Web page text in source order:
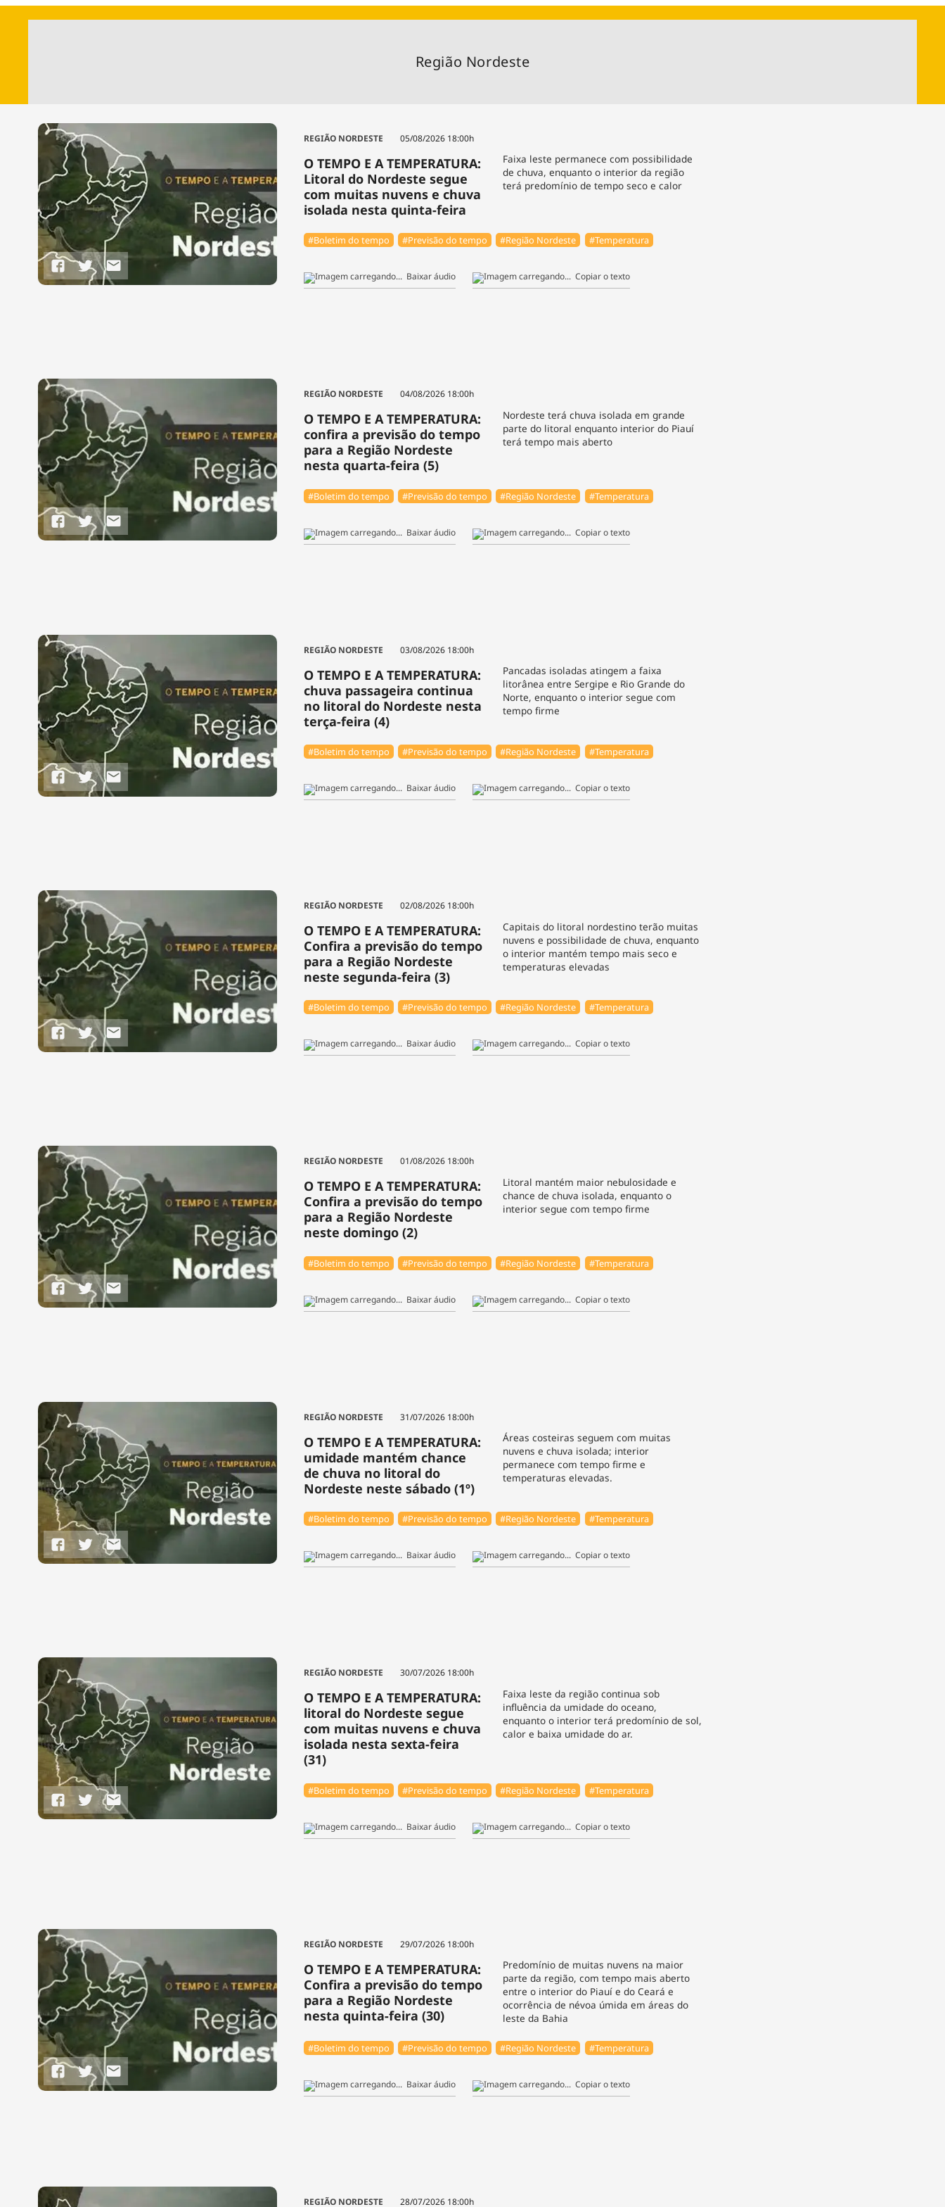
Região Nordeste
REGIÃO NORDESTE 05/08/2026 18:00h
O TEMPO E A TEMPERATURA:
Litoral do Nordeste segue
com muitas nuvens e chuva
isolada nesta quinta-feira
Faixa leste permanece com possibilidade
de chuva, enquanto o interior da região
terá predomínio de tempo seco e calor
#Boletim do tempo #Previsão do tempo #Região Nordeste #Temperatura
Baixar áudio Copiar o texto
REGIÃO NORDESTE 04/08/2026 18:00h
O TEMPO E A TEMPERATURA:
confira a previsão do tempo
para a Região Nordeste
nesta quarta-feira (5)
Nordeste terá chuva isolada em grande
parte do litoral enquanto interior do Piauí
terá tempo mais aberto
#Boletim do tempo #Previsão do tempo #Região Nordeste #Temperatura
Baixar áudio Copiar o texto
REGIÃO NORDESTE 03/08/2026 18:00h
O TEMPO E A TEMPERATURA:
chuva passageira continua
no litoral do Nordeste nesta
terça-feira (4)
Pancadas isoladas atingem a faixa
litorânea entre Sergipe e Rio Grande do
Norte, enquanto o interior segue com
tempo firme
#Boletim do tempo #Previsão do tempo #Região Nordeste #Temperatura
Baixar áudio Copiar o texto
REGIÃO NORDESTE 02/08/2026 18:00h
O TEMPO E A TEMPERATURA:
Confira a previsão do tempo
para a Região Nordeste
neste segunda-feira (3)
Capitais do litoral nordestino terão muitas
nuvens e possibilidade de chuva, enquanto
o interior mantém tempo mais seco e
temperaturas elevadas
#Boletim do tempo #Previsão do tempo #Região Nordeste #Temperatura
Baixar áudio Copiar o texto
REGIÃO NORDESTE 01/08/2026 18:00h
O TEMPO E A TEMPERATURA:
Confira a previsão do tempo
para a Região Nordeste
neste domingo (2)
Litoral mantém maior nebulosidade e
chance de chuva isolada, enquanto o
interior segue com tempo firme
#Boletim do tempo #Previsão do tempo #Região Nordeste #Temperatura
Baixar áudio Copiar o texto
REGIÃO NORDESTE 31/07/2026 18:00h
O TEMPO E A TEMPERATURA:
umidade mantém chance
de chuva no litoral do
Nordeste neste sábado (1º)
Áreas costeiras seguem com muitas
nuvens e chuva isolada; interior
permanece com tempo firme e
temperaturas elevadas.
#Boletim do tempo #Previsão do tempo #Região Nordeste #Temperatura
Baixar áudio Copiar o texto
REGIÃO NORDESTE 30/07/2026 18:00h
O TEMPO E A TEMPERATURA:
litoral do Nordeste segue
com muitas nuvens e chuva
isolada nesta sexta-feira
(31)
Faixa leste da região continua sob
influência da umidade do oceano,
enquanto o interior terá predomínio de sol,
calor e baixa umidade do ar.
#Boletim do tempo #Previsão do tempo #Região Nordeste #Temperatura
Baixar áudio Copiar o texto
REGIÃO NORDESTE 29/07/2026 18:00h
O TEMPO E A TEMPERATURA:
Confira a previsão do tempo
para a Região Nordeste
nesta quinta-feira (30)
Predomínio de muitas nuvens na maior
parte da região, com tempo mais aberto
entre o interior do Piauí e do Ceará e
ocorrência de névoa úmida em áreas do
leste da Bahia
#Boletim do tempo #Previsão do tempo #Região Nordeste #Temperatura
Baixar áudio Copiar o texto
REGIÃO NORDESTE 28/07/2026 18:00h